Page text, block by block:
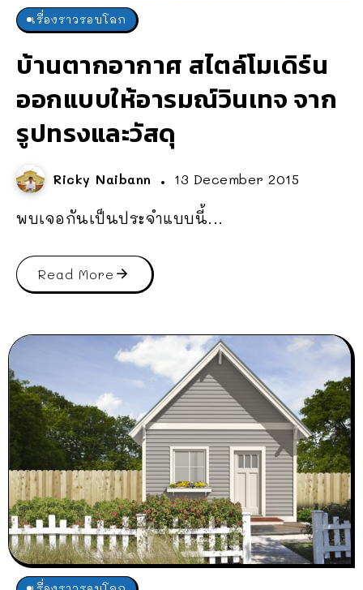
เรื่องราวรอบโลก
บ้านตากอากาศ สไตล์โมเดิร์น
ออกแบบให้อารมณ์วินเทจ จาก
รูปทรงและวัสดุ
Ricky Naibann 13 December 2015
พบเจอกันเป็นประจำแบบนี้...
Read More